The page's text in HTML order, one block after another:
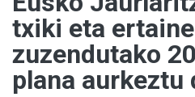
txiki eta
zuzendutako
plana aurkeztu